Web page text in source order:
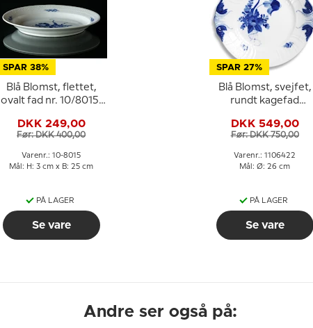
SPAR 38%
Blå Blomst, flettet,
ovalt fad nr. 10/8015,
Copenhagen
DKK 249,00
Før: DKK 400,00
Varenr.: 10-8015
Mål: H: 3 cm x B: 25 cm
PÅ LAGER
Se vare
SPAR 27%
Blå Blomst, svejfet,
rundt kagefad
10/1864 eller 422,
Royal Copenhagen
ø26cm
DKK 549,00
Før: DKK 750,00
Varenr.: 1106422
Mål: Ø: 26 cm
PÅ LAGER
Se vare
Andre ser også på: